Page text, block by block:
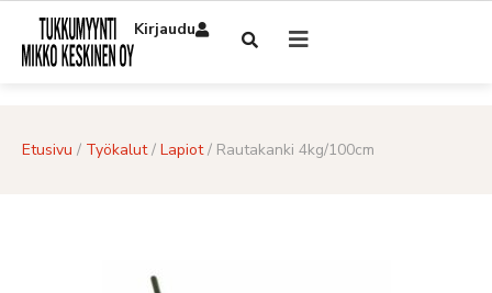
Kirjaudu
Etusivu / Työkalut/ Lapiot/ Rautakanki 4kg/100cm